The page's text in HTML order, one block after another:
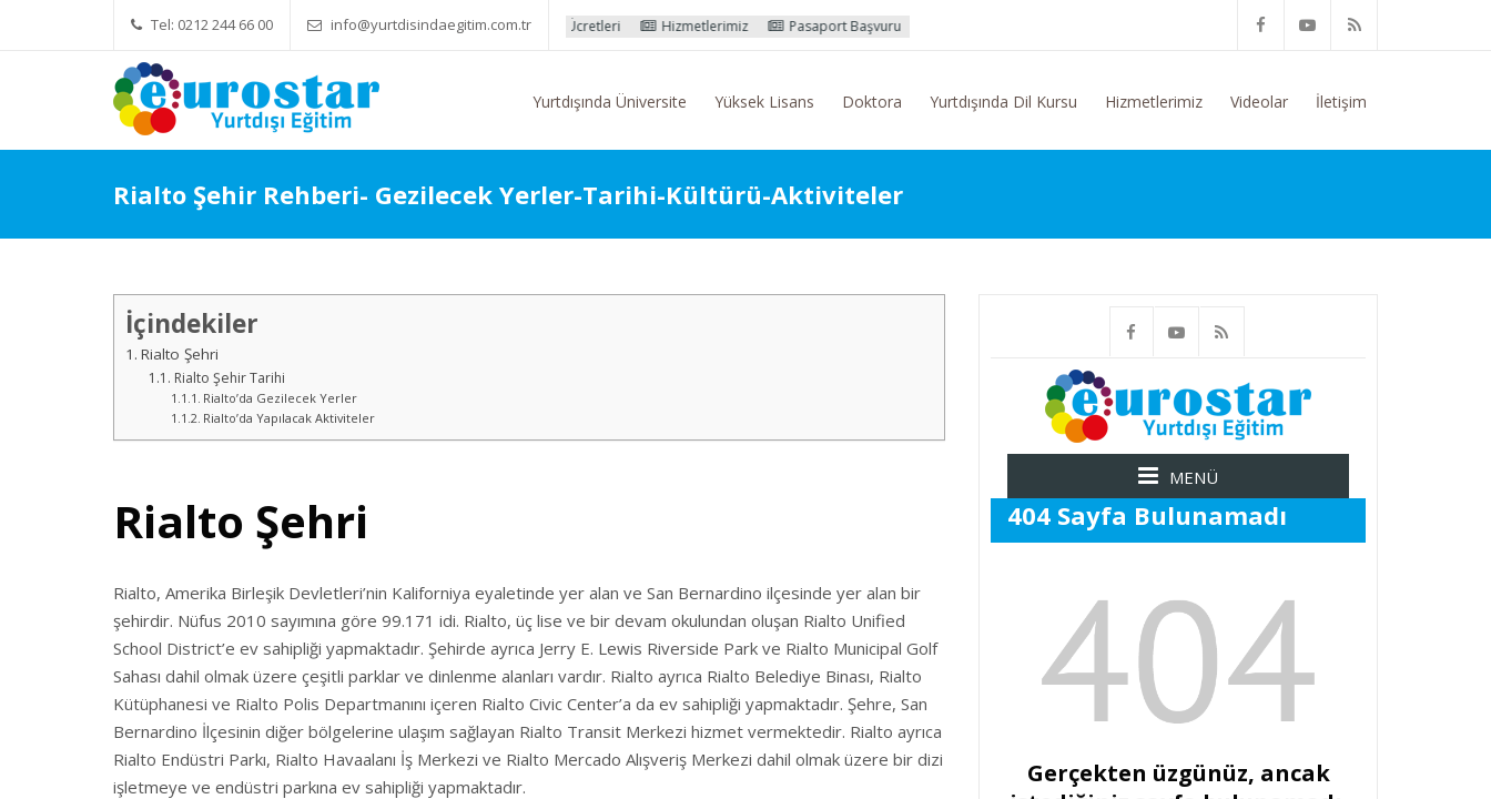
Tel: 0212 244 66 00 info@yurtdisindaegitim.com.tr
Yök Denkliği Önemli Eğitim Ücretleri Hizmetlerimiz Pasaport Başvuru İşlemleri Yurtdışı Eğitim Konusunda Genel Bilgi Talep Ediyorum
Yurtdışında Üniversite Yüksek Lisans Doktora Yurtdışında Dil Kursu Hizmetlerimiz Videolar İletişim
Rialto Şehir Rehberi- Gezilecek Yerler-Tarihi-Kültürü-Aktiviteler
İçindekiler
Rialto Şehri
Rialto Şehir Tarihi
Rialto’da Gezilecek Yerler
Rialto’da Yapılacak Aktiviteler
Rialto Şehri
Rialto, Amerika Birleşik Devletleri’nin Kaliforniya eyaletinde yer alan ve San Bernardino ilçesinde yer alan bir
şehirdir. Nüfus 2010 sayımına göre 99.171 idi. Rialto, üç lise ve bir devam okulundan oluşan Rialto Unified
School District’e ev sahipliği yapmaktadır. Şehirde ayrıca Jerry E. Lewis Riverside Park ve Rialto Municipal Golf
Sahası dahil olmak üzere çeşitli parklar ve dinlenme alanları vardır. Rialto ayrıca Rialto Belediye Binası, Rialto
Kütüphanesi ve Rialto Polis Departmanını içeren Rialto Civic Center’a da ev sahipliği yapmaktadır. Şehre, San
Bernardino İlçesinin diğer bölgelerine ulaşım sağlayan Rialto Transit Merkezi hizmet vermektedir. Rialto ayrıca
Rialto Endüstri Parkı, Rialto Havaalanı İş Merkezi ve Rialto Mercado Alışveriş Merkezi dahil olmak üzere bir dizi
işletmeye ve endüstri parkına ev sahipliği yapmaktadır.